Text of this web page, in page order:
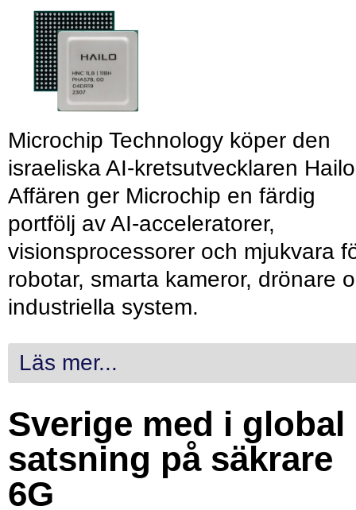
Microchip Technology köper den
israeliska AI-kretsutvecklaren
Affären ger Microchip en färdig
portfölj av AI-acceleratorer,
visionsprocessorer och mjukvara
robotar, smarta kameror, drönare
industriella system.
Läs mer...
Sverige med i global
satsning på säkrare
6G